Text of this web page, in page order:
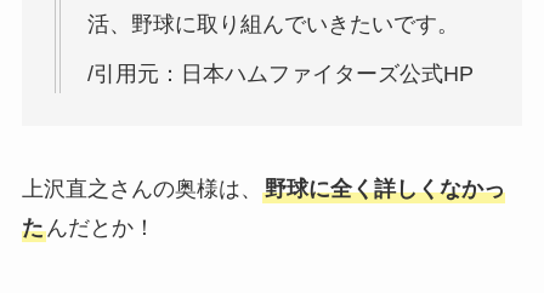
活、野球に取り組んでいきたいです。
/引用元：日本ハムファイターズ公式HP
上沢直之さんの奥様は、 野球に全く詳しくなかっ
たんだとか！